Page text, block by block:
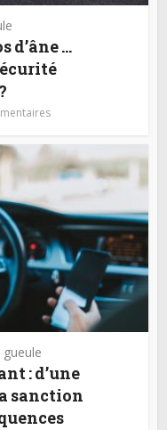
d’âne …
gueule
: d’une
sanction